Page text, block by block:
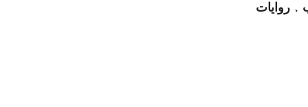
، روايات